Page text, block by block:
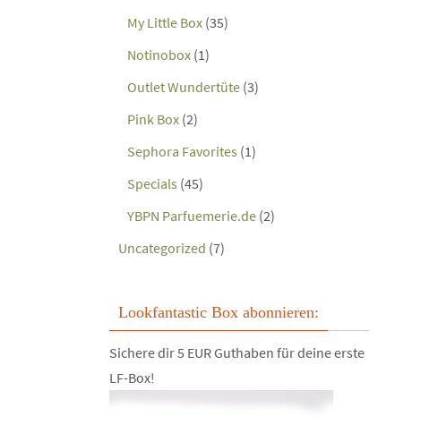
My Little Box (35)
Notinobox (1)
Outlet Wundertüte (3)
Pink Box (2)
Sephora Favorites (1)
Specials (45)
YBPN Parfuemerie.de (2)
Uncategorized (7)
Lookfantastic Box abonnieren:
Sichere dir 5 EUR Guthaben für deine erste
LF-Box!